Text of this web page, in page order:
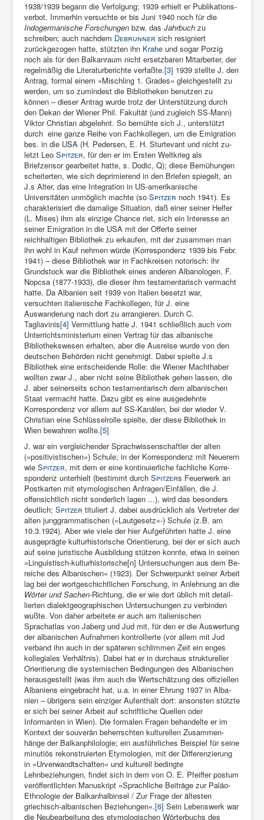
1938/1939 begann die Verfolgung; 1939 erhielt er Publikations­
verbot. Immerhin versuchte er bis Juni 1940 noch für die
Indogermanische Forschungen bzw. das Jahrbuch zu
schreiben; auch nachdem Debrunner sich resigniert
zurückgezogen hatte, stützten ihn Krahe und sogar Porzig
noch als für den Balkanraum nicht ersetzbaren Mitarbeiter, der
regelmäßig die Literaturberichte verfaßte.[3] 1939 stellte J. den
Antrag, formal einem »Mischling 1. Grades« gleichgestellt zu
werden, um so zumindest die Bibliotheken benutzen zu
können – dieser Antrag wurde trotz der Unterstützung durch
den Dekan der Wiener Phil. Fakultät (und zugleich SS-Mann)
Viktor Christian abgelehnt. So bemühte sich J., unterstützt
durch eine ganze Reihe von Fachkollegen, um die Emigra­tion
bes. in die USA (H. Pedersen, E. H. Sturtevant und nicht zu­
letzt Leo Spitzer, für den er im Ersten Weltkrieg als
Briefzensor ge­arbeitet hatte, s. Dodic, Q); diese Bemühungen
scheiterten, wie sich deprimierend in den Briefen spiegelt, an
J.s Alter, das eine In­tegration in US-amerikanische
Universitäten unmöglich machte (so Spitzer noch 1941). Es
charakterisiert die damalige Situation, daß ei­ner seiner Helfer
(L. Mises) ihm als einzige Chance riet, sich ein In­teresse an
seiner Emigration in die USA mit der Offerte seiner
reichhaltigen Bibliothek zu erkaufen, mit der zusammen man
ihn wohl in Kauf nehmen würde (Korrespondenz 1939 bis Febr.
1941) – diese Bibliothek war in Fachkreisen notorisch: ihr
Grundstock war die Bibliothek eines anderen Albanologen, F.
Nopcsa (1877-1933), die dieser ihm testamentarisch vermacht
hatte. Da Albanien seit 1939 von Italien besetzt war,
versuchten italienische Fachkollegen, für J. eine
Auswanderung nach dort zu arrangieren. Durch C.
Tagliavinis[4] Vermittlung hatte J. 1941 schließlich auch vom
Unterrichtsministerium einen Vertrag für das albanische
Bibliothekswesen erhalten, aber die Ausreise wurde von den
deutschen Behörden nicht genehmigt. Dabei spielte J.s
Bibliothek eine entscheidende Rolle: die Wiener Machthaber
wollten zwar J., aber nicht seine Bibliothek gehen lassen, die
J. aber seinerseits schon testamentarisch dem albanischen
Staat vermacht hatte. Dazu gibt es eine ausgedehnte
Korrespondenz vor allem auf SS-Kanälen, bei der wieder V.
Christian eine Schlüsselrolle spielte, der diese Bibliothek in
Wien bewahren wollte.[5]
J. war ein vergleichender Sprachwissenschaftler der alten
(»positi­vistischen«) Schule; in der Korrespondenz mit Neuerern
wie Spitzer, mit dem er eine kontinuierliche fachliche Korre­
spondenz unterhielt (bestimmt durch Spitzers Feuerwerk an
Postkar­ten mit etymologischen Anfragen/Einfällen, die J.
offensichtlich nicht sonderlich la­gen ...), wird das besonders
deutlich; Spitzer titu­liert J. dabei aus­drücklich als Vertreter der
alten junggrammati­schen (»Lautgesetz«-) Schule (z.B. am
10.3.1924). Aber wie viele der hier Aufgeführten hatte J. eine
ausgeprägte kulturhistori­sche Orientierung, bei der er sich auch
auf seine juristische Aus­bildung stützen konnte, etwa in seinen
»Linguistisch-kulturhistori­sche[n] Untersuchungen aus dem Be­
reiche des Albanischen« (1923). Der Schwerpunkt seiner Arbeit
lag bei der wortgeschichtlichen For­schung, in Anlehnung an die
Wörter und Sachen-Richtung, die er wie dort üblich mit detail­
lierten dialektgeographischen Untersu­chungen zu verbinden
wußte. Von daher arbeitete er auch am italie­nischen
Sprachatlas von Jaberg und Jud mit, für den er die Aus­wertung
der albanischen Aufnahmen kon­trollierte (vor allem mit Jud
verband ihn auch in der späteren schlimmen Zeit ein enges
kolle­giales Verhältnis). Dabei hat er in durchaus struktureller
Orien­tierung die systemischen Bedin­gungen des Albanischen
herausge­stellt (was ihm auch die Wertschät­zung des offiziellen
Albaniens ein­gebracht hat, u.a. in einer Ehrung 1937 in Alba­
nien – übrigens sein einziger Aufenthalt dort: an­sonsten stützte
er sich bei sei­ner Arbeit auf schriftliche Quellen oder
Informanten in Wien). Die formalen Fragen behandelte er im
Kontext der souverän beherrschten kul­turellen Zusammen­
hänge der Balkanphilologie; ein ausführliches Bei­spiel für seine
minutiös rekonstruierten Etymologien, mit der Differenzierung
in »Urverwandtschaften« und kulturell bedingte
Lehnbeziehungen, findet sich in dem von O. E. Pfeiffer postum
ver­öffentlichten Manuskript »Sprach­liche Beiträge zur Paläo-
Ethnolo­gie der Balkanhalbinsel / Zur Frage der ältesten
griechisch-albanischen Be­ziehungen«.[6] Sein Lebenswerk war
die Neubearbeitung des etymologischen Wörterbuchs des